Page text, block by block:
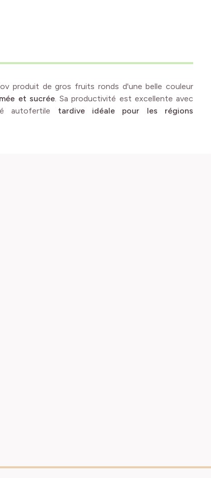
produit de gros fruits ronds d'une belle couleur
et sucrée. Sa productivité est excellente avec
autofertile tardive idéale pour les régions